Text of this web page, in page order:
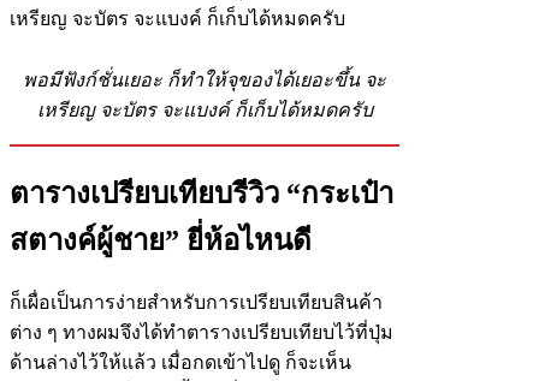
พอมีฟังก์ชั่นเยอะ ก็ทำให้จุของได้เยอะขึ้น จะ
เหรียญ จะบัตร จะแบงค์ ก็เก็บได้หมดครับ
ตารางเปรียบเทียบรีวิว “กระเป๋า
สตางค์ผู้ชาย” ยี่ห้อไหนดี
ก็เผื่อเป็นการง่ายสำหรับการเปรียบเทียบสินค้า
ต่าง ๆ ทางผมจึงได้ทำตารางเปรียบเทียบไว้ที่ปุ่ม
ด้านล่างไว้ให้แล้ว เมื่อกดเข้าไปดู ก็จะเห็น